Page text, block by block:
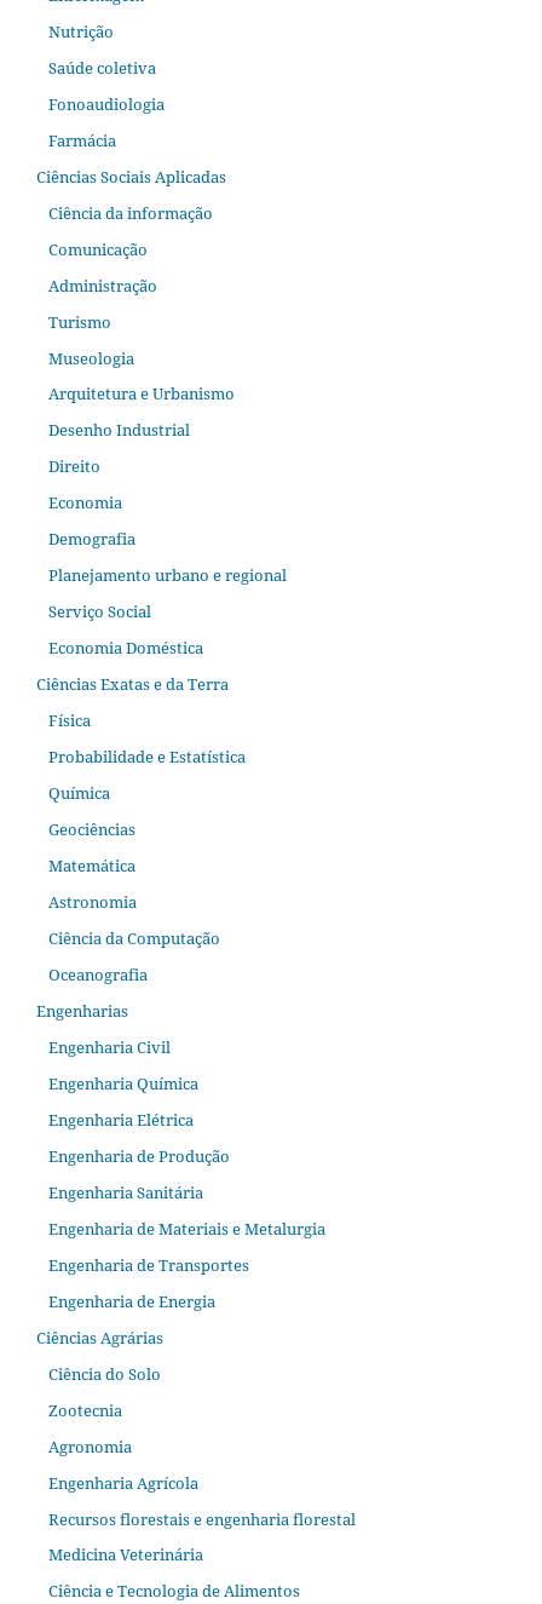
Nutrição
Saúde coletiva
Fonoaudiologia
Farmácia
Ciências Sociais Aplicadas
Ciência da informação
Comunicação
Administração
Turismo
Museologia
Arquitetura e Urbanismo
Desenho Industrial
Direito
Economia
Demografia
Planejamento urbano e regional
Serviço Social
Economia Doméstica
Ciências Exatas e da Terra
Física
Probabilidade e Estatística
Química
Geociências
Matemática
Astronomia
Ciência da Computação
Oceanografia
Engenharias
Engenharia Civil
Engenharia Química
Engenharia Elétrica
Engenharia de Produção
Engenharia Sanitária
Engenharia de Materiais e Metalurgia
Engenharia de Transportes
Engenharia de Energia
Ciências Agrárias
Ciência do Solo
Zootecnia
Agronomia
Engenharia Agrícola
Recursos florestais e engenharia florestal
Medicina Veterinária
Ciência e Tecnologia de Alimentos